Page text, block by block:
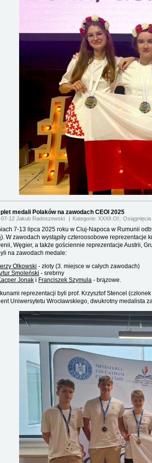
medali Polaków na zawodach CEOI 2025
07-12 Jakub Radoszewski Kategorie: XXXII OI
7-13 lipca 2025 roku w Cluj-Napoca w Rumunii
). W zawodach wystąpiły czteroosobowe reprezentacje
Węgier, a także gościennie reprezentacje Austrii,
na zawodach medale:
Olkowski - złoty (3. miejsce w całych zawodach)
Smoleński - srebrny
Jonak i Franciszek Szymula - brązowe.
reprezentacji byli prof. Krzysztof Stencel
Uniwersytetu Wrocławskiego, dwukrotny medalista